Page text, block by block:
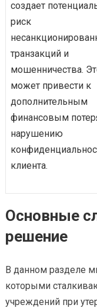
создает
риск
транзакций и
мошенничества.
может привести к
дополнительным
финансовым
нарушению
клиента.
Основные
решение
В данном разделе
которыми
учреждений при